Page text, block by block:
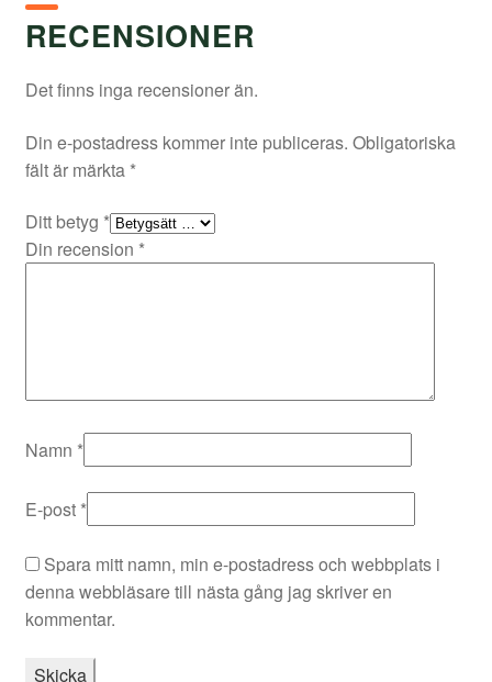
RECENSIONER
Det finns inga recensioner än.
Din e-postadress kommer inte publiceras. Obligatoriska
fält är märkta *
Ditt betyg *
Din recension *
Namn *
E-post *
Spara mitt namn, min e-postadress och webbplats i
denna webbläsare till nästa gång jag skriver en
kommentar.